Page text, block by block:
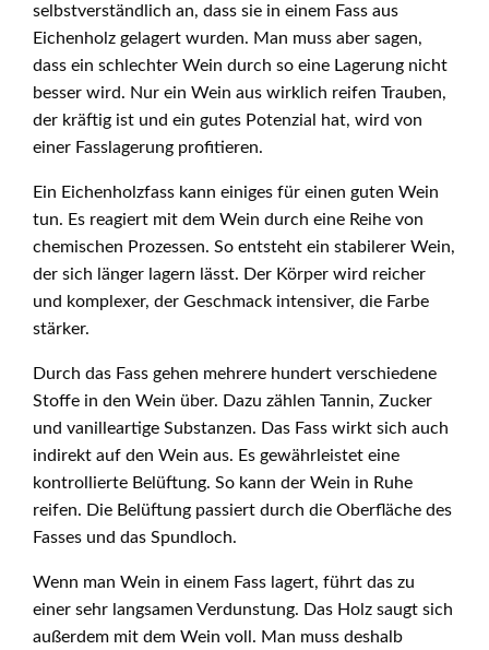
selbstverständlich an, dass sie in einem Fass aus
Eichenholz gelagert wurden. Man muss aber sagen,
dass ein schlechter Wein durch so eine Lagerung nicht
besser wird. Nur ein Wein aus wirklich reifen Trauben,
der kräftig ist und ein gutes Potenzial hat, wird von
einer Fasslagerung profitieren.
Ein Eichenholzfass kann einiges für einen guten Wein
tun. Es reagiert mit dem Wein durch eine Reihe von
chemischen Prozessen. So entsteht ein stabilerer Wein,
der sich länger lagern lässt. Der Körper wird reicher
und komplexer, der Geschmack intensiver, die Farbe
stärker.
Durch das Fass gehen mehrere hundert verschiedene
Stoffe in den Wein über. Dazu zählen Tannin, Zucker
und vanilleartige Substanzen. Das Fass wirkt sich auch
indirekt auf den Wein aus. Es gewährleistet eine
kontrollierte Belüftung. So kann der Wein in Ruhe
reifen. Die Belüftung passiert durch die Oberfläche des
Fasses und das Spundloch.
Wenn man Wein in einem Fass lagert, führt das zu
einer sehr langsamen Verdunstung. Das Holz saugt sich
außerdem mit dem Wein voll. Man muss deshalb